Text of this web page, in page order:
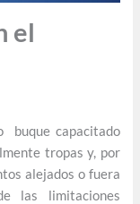
el
buque capacitado
tropas y, por
alejados o fuera
las limitaciones